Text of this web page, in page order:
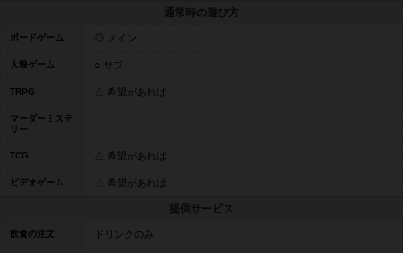
通常時の遊び方
ボードゲーム ◎ メイン
人狼ゲーム ○ サブ
TRPG △ 希望があれば
マーダーミステ
リー
TCG △ 希望があれば
ビデオゲーム △ 希望があれば
提供サービス
飲食の注文 ドリンクのみ